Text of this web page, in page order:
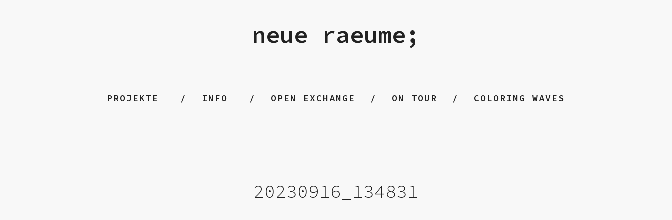
neue raeume;
PROJEKTE INFO OPEN EXCHANGE ON TOUR COLORING WAVES
20230916_134831